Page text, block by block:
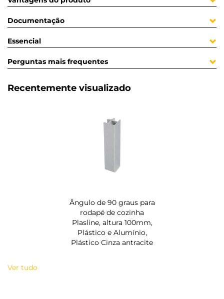
Documentação
Essencial
Perguntas mais frequentes
Recentemente visualizado
Ângulo de 90 graus para
rodapé de cozinha
Plasline, altura 100mm,
Plástico e Alumínio,
Plástico Cinza antracite
Ver tudo